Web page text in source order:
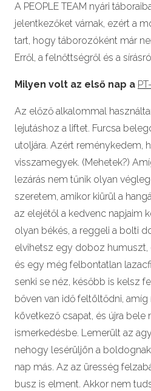
A PEOPLE TEAM nyári
jelentkezőket várnak, ezért a
tart, hogy táborozóként már
Erről, a felnőttségről és a
Milyen volt az első nap a
Az előző alkalommal
lejutáshoz a liftet. Furcsa
utoljára. Azért reménykedem,
visszamegyek. (Mehetek?)
lezárás nem tűnik olyan
szeretem, amikor kiürül a
az elejétől a kedvenc napjaim
olyan békés, a reggeli a bolti
elvihetsz egy doboz
és egy még felbontatlan
senki se néz, később is kelsz
bőven van idő feltöltődni,
következő csapat, és újra bele
ismerkedésbe. Lemerült az
nehogy lesérüljön a
nap más. Az az üresség
busz is elment. Akkor nem